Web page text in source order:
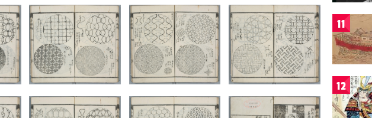
11
12